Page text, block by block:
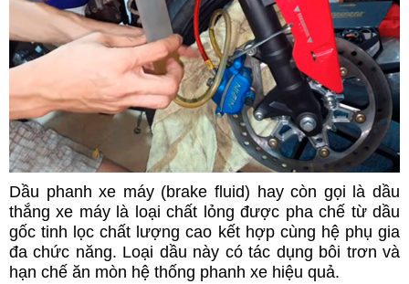
Dầu phanh xe máy (brake fluid) hay còn gọi là dầu
thắng xe máy là loại chất lỏng được pha chế từ dầu
gốc tinh lọc chất lượng cao kết hợp cùng hệ phụ gia
đa chức năng. Loại dầu này có tác dụng bôi trơn và
hạn chế ăn mòn hệ thống phanh xe hiệu quả.